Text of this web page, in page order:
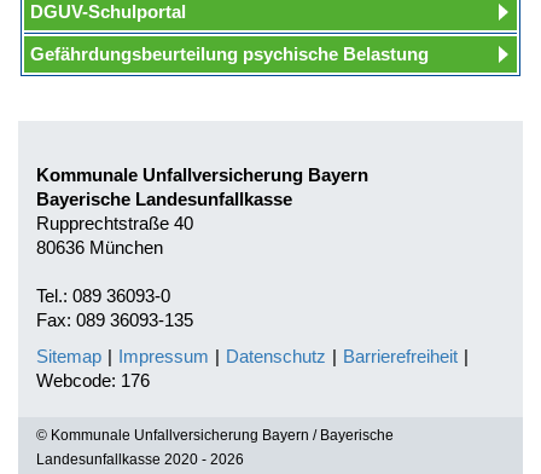
DGUV-Schulportal
Gefährdungsbeurteilung psychische Belastung
Kommunale Unfallversicherung Bayern
Bayerische Landesunfallkasse
Rupprechtstraße 40
80636 München
Tel.: 089 36093-0
Fax: 089 36093-135
Sitemap | Impressum | Datenschutz | Barrierefreiheit |
Webcode: 176
© Kommunale Unfallversicherung Bayern / Bayerische
Landesunfallkasse 2020 - 2026